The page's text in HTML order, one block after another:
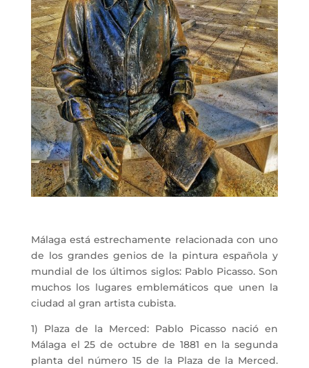
Málaga está estrechamente relacionada con uno
de los grandes genios de la pintura española y
mundial de los últimos siglos: Pablo Picasso. Son
muchos los lugares emblemáticos que unen la
ciudad al gran artista cubista.
1) Plaza de la Merced: Pablo Picasso nació en
Málaga el 25 de octubre de 1881 en la segunda
planta del número 15 de la Plaza de la Merced.